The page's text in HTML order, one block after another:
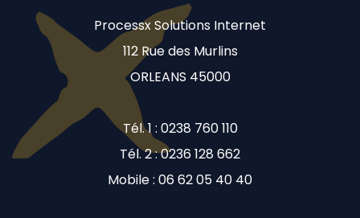
Processx Solutions Internet
112 Rue des Murlins
ORLEANS 45000
Tél. 1 : 0238 760 110
Tél. 2 : 0236 128 662
Mobile : 06 62 05 40 40